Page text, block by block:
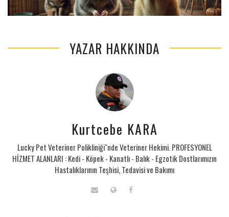
YAZAR HAKKINDA
Kurtcebe KARA
Lucky Pet Veteriner Polikliniği"nde Veteriner Hekimi. PROFESYONEL
HİZMET ALANLARI : Kedi - Köpek - Kanatlı - Balık - Egzotik Dostlarımızın
Hastalıklarının Teşhisi, Tedavisi ve Bakımı